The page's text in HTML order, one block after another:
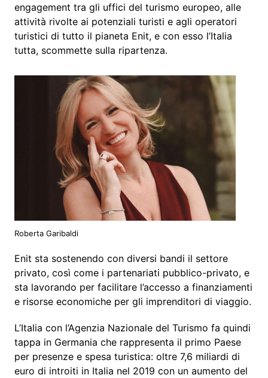
engagement tra gli uffici del turismo europeo, alle
attività rivolte ai potenziali turisti e agli operatori
turistici di tutto il pianeta Enit, e con esso l’Italia
tutta, scommette sulla ripartenza.
Roberta Garibaldi
Enit sta sostenendo con diversi bandi il settore
privato, così come i partenariati pubblico-privato, e
sta lavorando per facilitare l’accesso a finanziamenti
e risorse economiche per gli imprenditori di viaggio.
L’Italia con l’Agenzia Nazionale del Turismo fa quindi
tappa in Germania che rappresenta il primo Paese
per presenze e spesa turistica: oltre 7,6 miliardi di
euro di introiti in Italia nel 2019 con un aumento del